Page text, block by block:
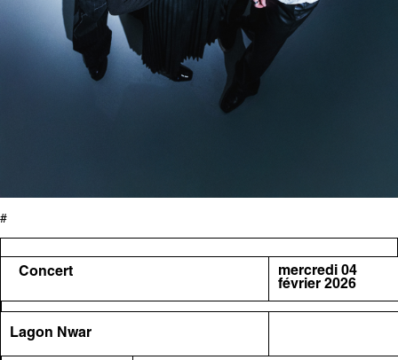
#
Concert
mercredi 04
février 2026
Lagon Nwar